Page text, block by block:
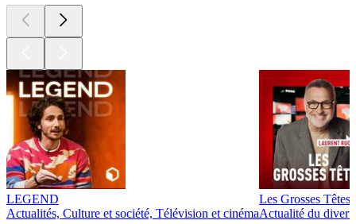
LEGEND
Actualités, Culture et société, Télévision et cinéma
Les Grosses Têtes
Actualité du